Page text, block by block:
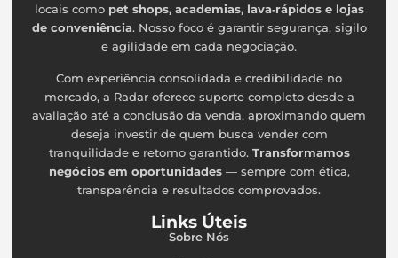
locais como pet shops, academias, lava‑rápidos e lojas
de conveniência. Nosso foco é garantir segurança, sigilo
e agilidade em cada negociação.
Com experiência consolidada e credibilidade no
mercado, a Radar oferece suporte completo desde a
avaliação até a conclusão da venda, aproximando quem
deseja investir de quem busca vender com
tranquilidade e retorno garantido. Transformamos
negócios em oportunidades— sempre com ética,
transparência e resultados comprovados.
Links Úteis
Sobre Nós